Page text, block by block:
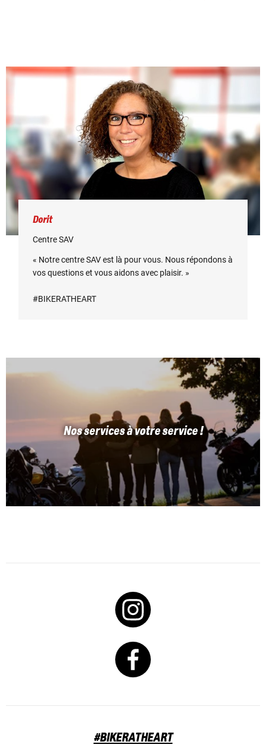
Dorit
Centre SAV
« Notre centre SAV est là pour vous. Nous répondons à
vos questions et vous aidons avec plaisir. »
#BIKERATHEART
Nos services à votre service !
#BIKERATHEART